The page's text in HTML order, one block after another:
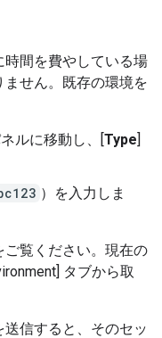
間を費やしている場
せん。既存の環境を
ルに移動し、[Type]
）を入力しま
ご覧ください。現在の
タブから取
信すると、そのセッ